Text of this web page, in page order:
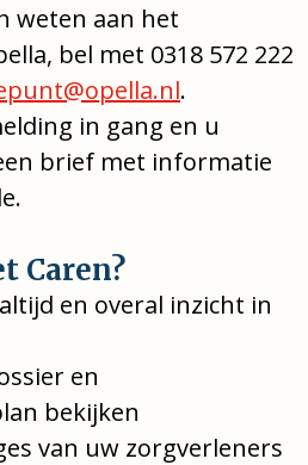
weten aan het
bel met 0318 572 222
.
in gang en u
brief met informatie
Caren?
en overal inzicht in
en
bekijken
van uw zorgverleners